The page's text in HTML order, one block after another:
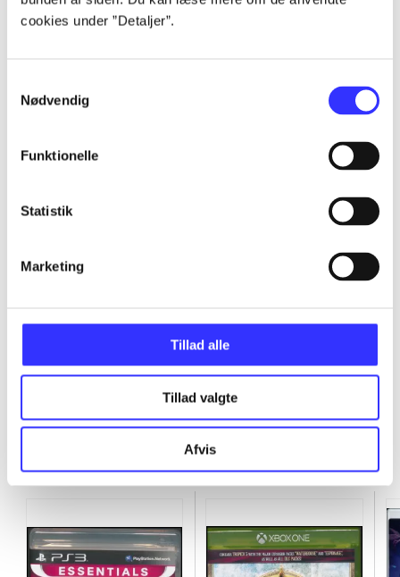
cookies under ”Detaljer”.
Nødvendig
Funktionelle
Statistik
Marketing
Tillad alle
Tillad valgte
Afvis
Artikler
...
...